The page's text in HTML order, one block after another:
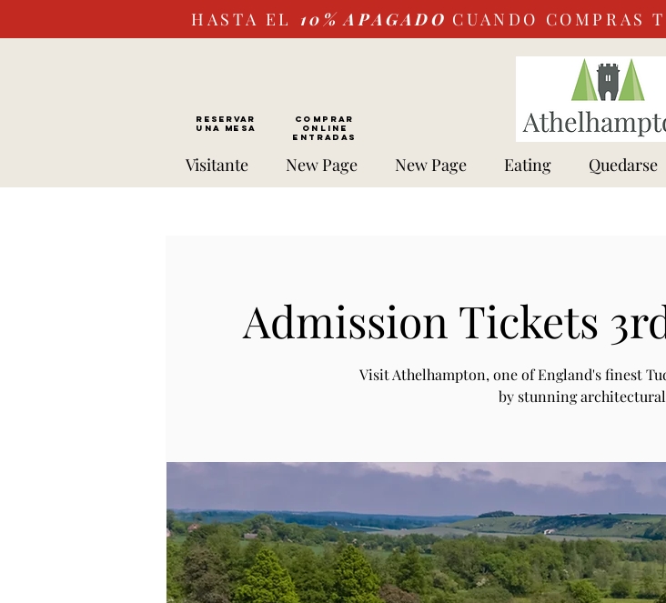
HASTA EL 10% APAGADO CUANDO COMPRAS
RESERVAR
UNA MESA
Comprar
ONLINE
Entradas
Visitante New Page New Page Eating Quedarse
Admission Tickets
Visit Athelhampton, one of England's finest
by stunning